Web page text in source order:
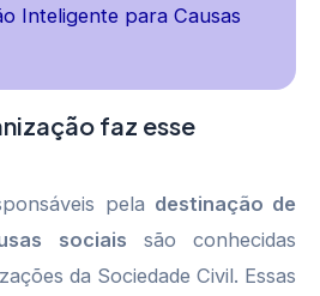
Inteligente para Causas
faz esse
pela destinação de
sociais são conhecidas
da Sociedade Civil. Essas